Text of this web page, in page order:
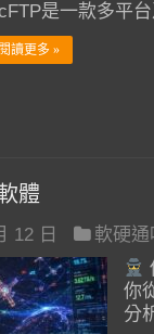
是一款多平
閱讀更多 »
體
12 日 軟硬通
你
分